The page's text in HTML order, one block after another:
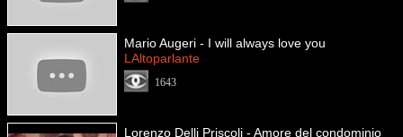
Mario Augeri - I will always love you
LAltoparlante
1643
Lorenzo Delli Priscoli - Amore del condominio